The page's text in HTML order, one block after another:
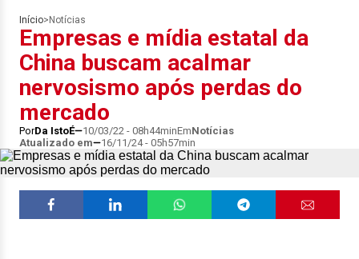
Início> Notícias
Empresas e mídia estatal da
China buscam acalmar
nervosismo após perdas do
mercado
PorDa IstoÉ 10/03/22 - 08h44minEmNotícias
Atualizado em
16/11/24 - 05h57min